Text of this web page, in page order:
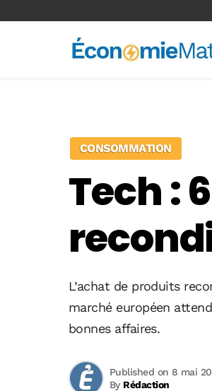
CONSOMMATION
Tech :
L’achat de produits
marché européen
bonnes affaires.
By Rédaction
Published on 8 mai